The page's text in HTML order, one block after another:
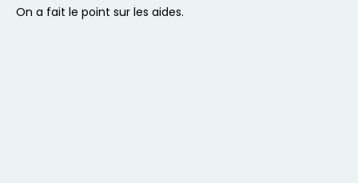
On a fait le point sur les aides.